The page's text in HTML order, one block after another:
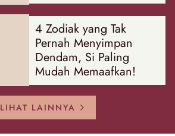
4 Zodiak yang Tak
Pernah Menyimpan
Dendam, Si Paling
Mudah Memaafkan!
LIHAT LAINNYA